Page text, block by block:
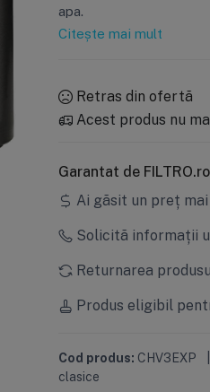
apa.
Citește mai mult
Retras din ofertă
Acest produs nu
Garantat de FILTRO.ro
Ai găsit un preț
Solicită informații
Returnarea
Produs eligibil
Cod produs: CHV3EXP
clasice